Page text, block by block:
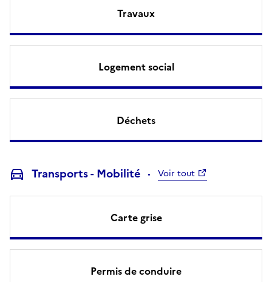
Travaux
Logement social
Déchets
Transports - Mobilité Voir tout
Carte grise
Permis de conduire